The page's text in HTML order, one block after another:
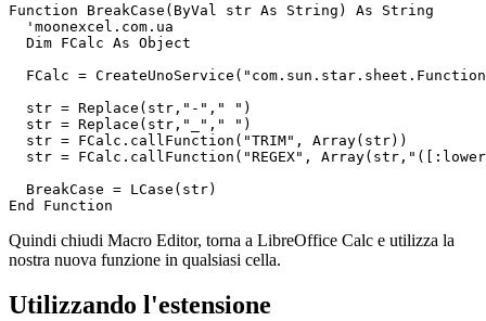
Function BreakCase(ByVal str As String) As String
  'moonexcel.com.ua
  Dim FCalc As Object
FCalc =
  str = Replace(str,"-"," ")
  str = Replace(str,"_"," ")
  str = FCalc.callFunction("TRIM", Array(str))
str = FCalc.callFunction("REGEX",
  BreakCase = LCase(str)
Quindi chiudi Macro Editor, torna a LibreOffice Calc e utilizza la
nostra nuova funzione in qualsiasi cella.
Utilizzando l'estensione